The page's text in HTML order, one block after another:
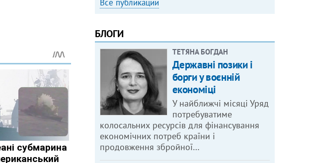
Все публикации
БЛОГИ
ТЕТЯНА БОГДАН
Державні позики і
борги у воєнній
економіці
У найближчі місяці Уряд
потребуватиме
колосальних ресурсів для фінансування
економічних потреб країни і
продовження збройної…